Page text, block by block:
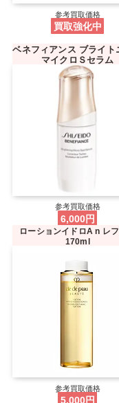
参考買取価格
買取強化中
ベネフィアンス ブライト
マイクロＳセラム
参考買取価格
6,000円
ローションイドロA n レ
170ml
参考買取価格
5,000円